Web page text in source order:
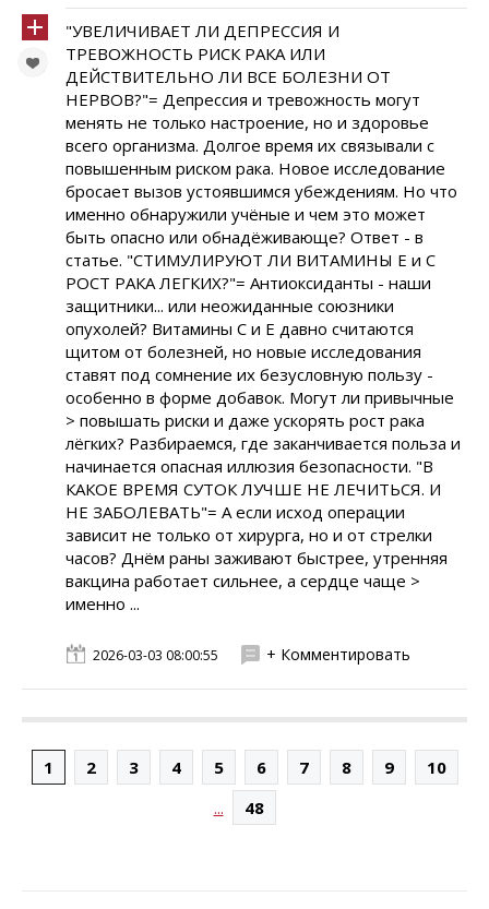
"УВЕЛИЧИВАЕТ ЛИ ДЕПРЕССИЯ И
ТРЕВОЖНОСТЬ РИСК РАКА ИЛИ
ДЕЙСТВИТЕЛЬНО ЛИ ВСЕ БОЛЕЗНИ ОТ
НЕРВОВ?"= Депрессия и тревожность могут
менять не только настроение, но и здоровье
всего организма. Долгое время их связывали с
повышенным риском рака. Новое исследование
бросает вызов устоявшимся убеждениям. Но что
именно обнаружили учёные и чем это может
быть опасно или обнадёживающе? Ответ - в
статье. "СТИМУЛИРУЮТ ЛИ ВИТАМИНЫ Е и С
РОСТ РАКА ЛЕГКИХ?"= Антиоксиданты - наши
защитники... или неожиданные союзники
опухолей? Витамины C и E давно считаются
щитом от болезней, но новые исследования
ставят под сомнение их безусловную пользу -
особенно в форме добавок. Могут ли привычные
> повышать риски и даже ускорять рост рака
лёгких? Разбираемся, где заканчивается польза и
начинается опасная иллюзия безопасности. "В
КАКОЕ ВРЕМЯ СУТОК ЛУЧШЕ НЕ ЛЕЧИТЬСЯ. И
НЕ ЗАБОЛЕВАТЬ"= А если исход операции
зависит не только от хирурга, но и от стрелки
часов? Днём раны заживают быстрее, утренняя
вакцина работает сильнее, а сердце чаще >
именно ...
2026-03-03 08:00:55 + Комментировать
1 2 3 4 5 6 7 8 9
10
...
48